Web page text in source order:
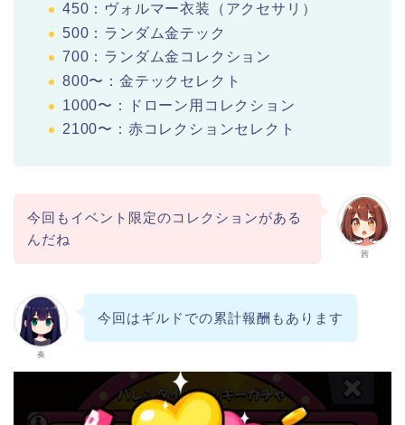
450：ヴォルマー衣装（アクセサリ）
500：ランダム金テック
700：ランダム金コレクション
800〜：金テックセレクト
1000〜：ドローン用コレクション
2100〜：赤コレクションセレクト
茜
今回もイベント限定のコレクションがある
んだね
奏
今回はギルドでの累計報酬もあります